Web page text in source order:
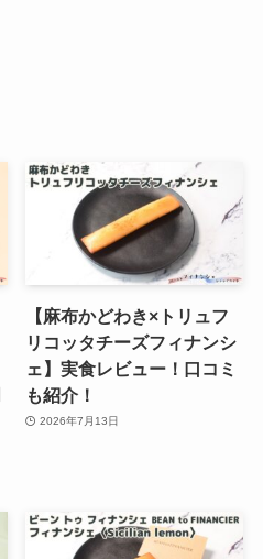
【麻布かどわき×トリュフ
リコッタチーズフィナンシ
ェ】実食レビュー！口コミ
も紹介！
2026年7月13日